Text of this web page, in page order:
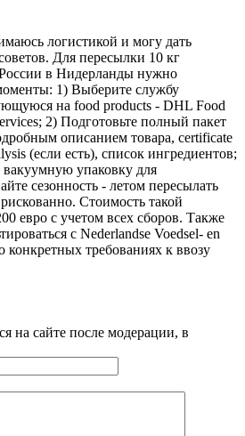
логистикой и могу дать
Для пересылки 10 кг
в Нидерланды нужно
1) Выберите службу
на food products - DHL Food
2) Подготовьте полный пакет
описанием товара, certificate
(если есть), список ингредиентов;
упаковку для
сезонность - летом пересылать
Стоимость такой
евро с учетом всех сборов. Также
с Nederlandse Voedsel- en
требованиях к ввозу
на сайте после модерации, в